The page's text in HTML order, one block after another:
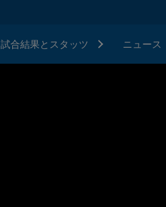
試合結果とスタッツ ニュース